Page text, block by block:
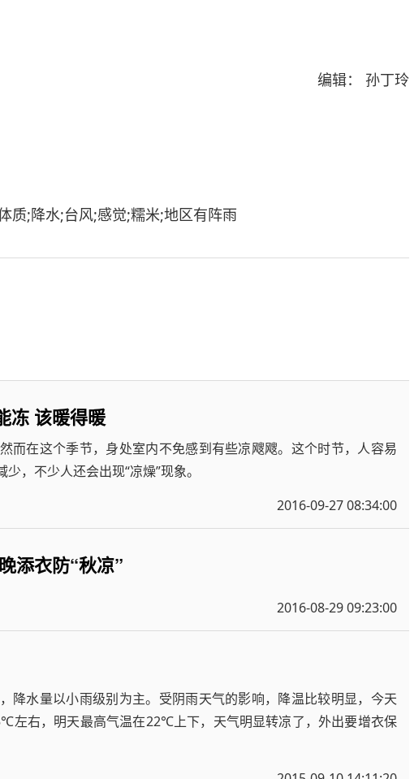
编辑： 孙丁玲
质;降水;台风;感觉;糯米;地区有阵雨
冻 该暖得暖
而在这个季节，身处室内不免感到有些凉飕飕。这个时节，人容易
，不少人还会出现“凉燥”现象。
2016-09-27 08:34:00
添衣防“秋凉”
2016-08-29 09:23:00
降水量以小雨级别为主。受阴雨天气的影响，降温比较明显，今天
左右，明天最高气温在22℃上下，天气明显转凉了，外出要增衣保